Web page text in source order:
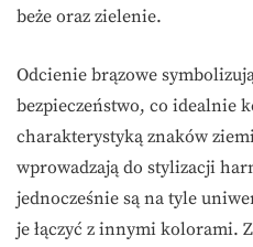
beże oraz zielenie.
Odcienie brązowe
bezpieczeństwo, co idealnie
charakterystyką znaków
wprowadzają do stylizacji
jednocześnie są na tyle
je łączyć z innymi kolorami.